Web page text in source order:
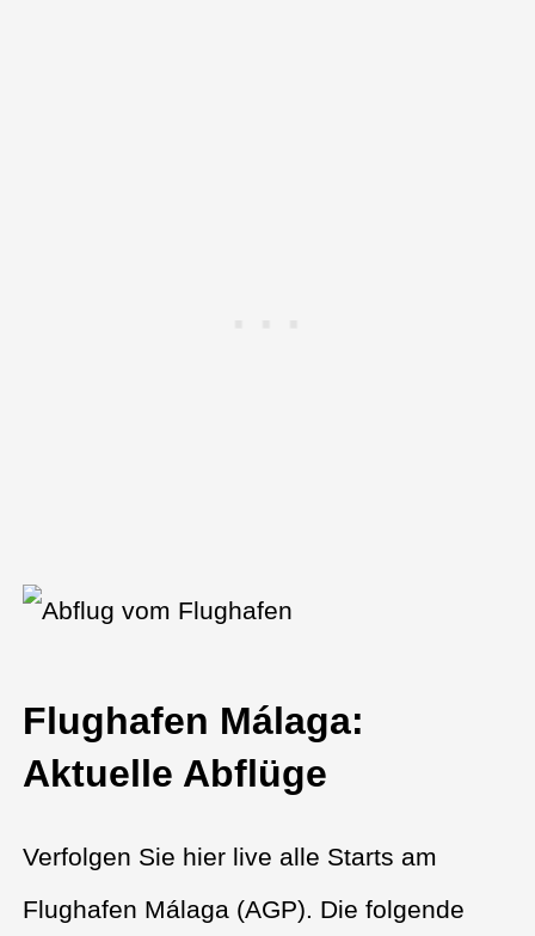
Flughafen Málaga:
Aktuelle Abflüge
Verfolgen Sie hier live alle Starts am
Flughafen Málaga (AGP). Die folgende